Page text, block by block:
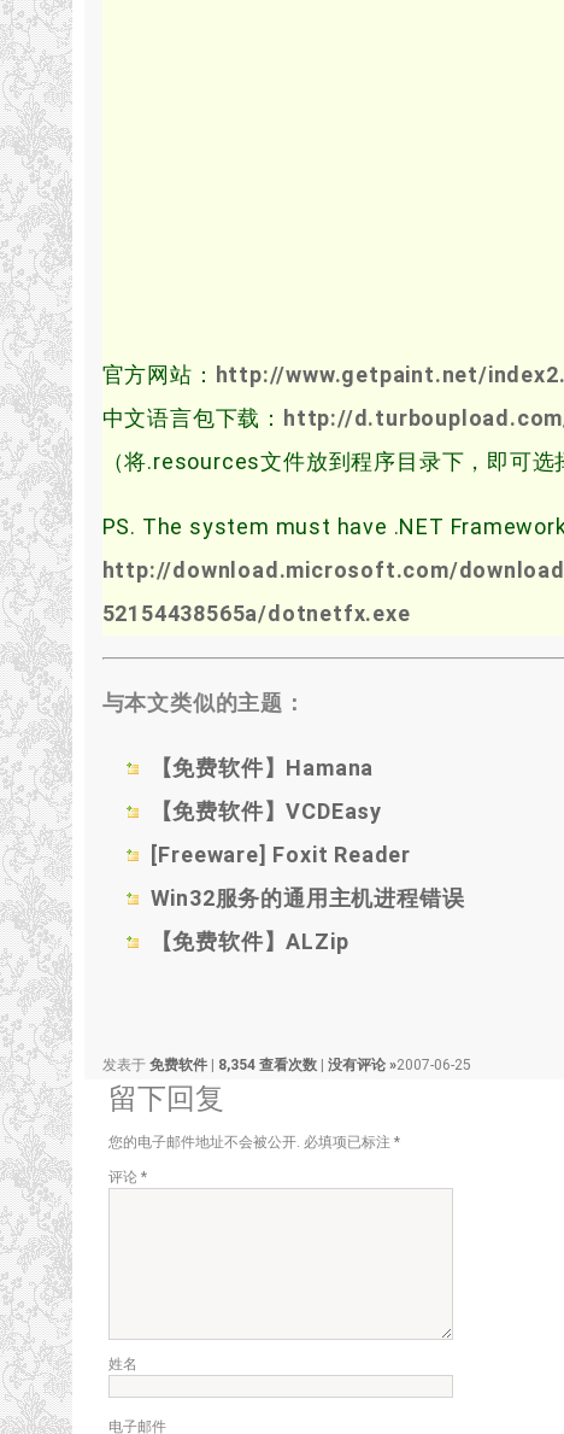
官方网站： http://www.getpaint.net/
中文语言包下载： http://
（将.resources文件放到程序目录下，即可选
PS. The system must have .NET
http://download.microsoft.com/
52154438565a/dotnetfx.exe
与本文类似的主题：
【免费软件】Hamana
【免费软件】VCDEasy
[Freeware] Foxit Reader
Win32服务的通用主机进程错误
【免费软件】ALZip
发表于 免费软件 8,354 查看次数 没有评论 »2007-06-25
留下回复
您的电子邮件地址不会被公开. 必填项已标注 *
评论 *
姓名
电子邮件